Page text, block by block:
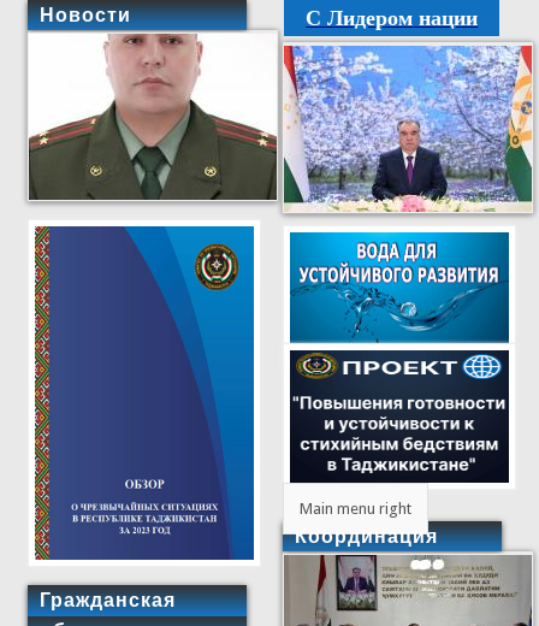
Новости
Гражданская
С Лидером нации
Main menu right
Координация